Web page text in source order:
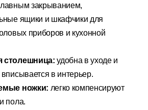
закрыванием,
ящики и шкафчики для
приборов и кухонной
столешница: удобна в уходе и
в интерьер.
ножки: легко компенсируют
пола.